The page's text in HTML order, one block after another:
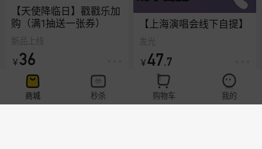
【天使降临日】戳戳乐加
购（满1抽送一张券）
新品上线
￥36
【上海演唱会线下自提】
发光
￥47.7
商城 秒杀 购物车 我的